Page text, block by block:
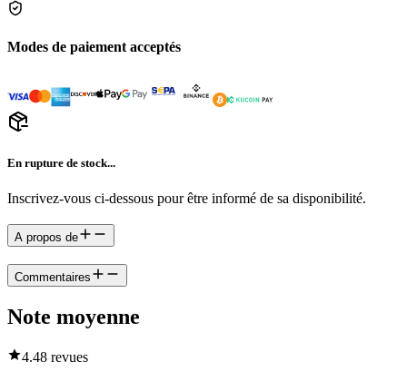
Modes de paiement acceptés
En rupture de stock...
Inscrivez-vous ci-dessous pour être informé de sa disponibilité.
A propos de
Commentaires
Note moyenne
4.48 revues